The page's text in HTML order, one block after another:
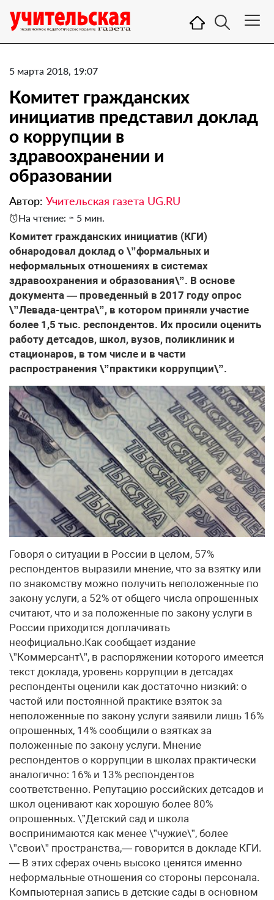
5 марта 2018, 19:07
​Комитет гражданских
инициатив представил доклад
о коррупции в
здравоохранении и
образовании
Автор: Учительская газета UG.RU
На чтение: ≈ 5 мин.
Комитет гражданских инициатив (КГИ)
обнародовал доклад о \”формальных и
неформальных отношениях в системах
здравоохранения и образования\”. В основе
документа — проведенный в 2017 году опрос
\”Левада-центра\”, в котором приняли участие
более 1,5 тыс. респондентов. Их просили оценить
работу детсадов, школ, вузов, поликлиник и
стационаров, в том числе и в части
распространения \”практики коррупции\”.
Говоря о ситуации в России в целом, 57%
респондентов выразили мнение, что за взятку или
по знакомству можно получить неположенные по
закону услуги, а 52% от общего числа опрошенных
считают, что и за положенные по закону услуги в
России приходится доплачивать
неофициально.Как сообщает издание
\”Коммерсант\”, в распоряжении которого имеется
текст доклада, уровень коррупции в детсадах
респонденты оценили как достаточно низкий: о
частой или постоянной практике взяток за
неположенные по закону услуги заявили лишь 16%
опрошенных, 14% сообщили о взятках за
положенные по закону услуги. Мнение
респондентов о коррупции в школах практически
аналогично: 16% и 13% респондентов
соответственно. Репутацию российских детсадов и
школ оценивают как хорошую более 80%
опрошенных. \”Детский сад и школа
воспринимаются как менее \”чужие\”, более
\”свои\” пространства,— говорится в докладе КГИ.
— В этих сферах очень высоко ценятся именно
неформальные отношения со стороны персонала.
Компьютерная запись в детские сады в основном